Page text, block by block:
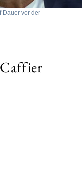
Dauer vor der